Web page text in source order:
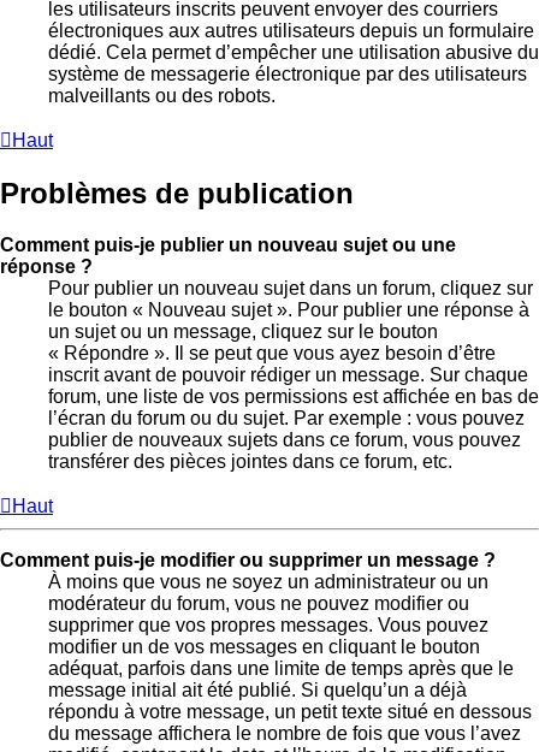
les utilisateurs inscrits peuvent envoyer des courriers
électroniques aux autres utilisateurs depuis un formulaire
dédié. Cela permet d’empêcher une utilisation abusive du
système de messagerie électronique par des utilisateurs
malveillants ou des robots.
Haut
Problèmes de publication
Comment puis-je publier un nouveau sujet ou une
réponse ?
Pour publier un nouveau sujet dans un forum, cliquez sur
le bouton « Nouveau sujet ». Pour publier une réponse à
un sujet ou un message, cliquez sur le bouton
« Répondre ». Il se peut que vous ayez besoin d’être
inscrit avant de pouvoir rédiger un message. Sur chaque
forum, une liste de vos permissions est affichée en bas de
l’écran du forum ou du sujet. Par exemple : vous pouvez
publier de nouveaux sujets dans ce forum, vous pouvez
transférer des pièces jointes dans ce forum, etc.
Haut
Comment puis-je modifier ou supprimer un message ?
À moins que vous ne soyez un administrateur ou un
modérateur du forum, vous ne pouvez modifier ou
supprimer que vos propres messages. Vous pouvez
modifier un de vos messages en cliquant le bouton
adéquat, parfois dans une limite de temps après que le
message initial ait été publié. Si quelqu’un a déjà
répondu à votre message, un petit texte situé en dessous
du message affichera le nombre de fois que vous l’avez